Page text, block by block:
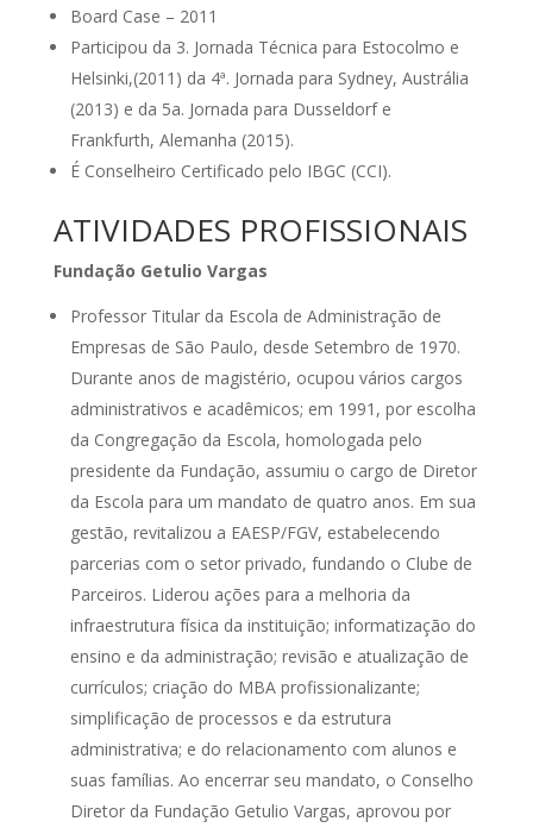
Board Case – 2011
Participou da 3. Jornada Técnica para Estocolmo e
Helsinki,(2011) da 4ª. Jornada para Sydney, Austrália
(2013) e da 5a. Jornada para Dusseldorf e
Frankfurth, Alemanha (2015).
É Conselheiro Certificado pelo IBGC (CCI).
ATIVIDADES PROFISSIONAIS
Fundação Getulio Vargas
Professor Titular da Escola de Administração de
Empresas de São Paulo, desde Setembro de 1970.
Durante anos de magistério, ocupou vários cargos
administrativos e acadêmicos; em 1991, por escolha
da Congregação da Escola, homologada pelo
presidente da Fundação, assumiu o cargo de Diretor
da Escola para um mandato de quatro anos. Em sua
gestão, revitalizou a EAESP/FGV, estabelecendo
parcerias com o setor privado, fundando o Clube de
Parceiros. Liderou ações para a melhoria da
infraestrutura física da instituição; informatização do
ensino e da administração; revisão e atualização de
currículos; criação do MBA profissionalizante;
simplificação de processos e da estrutura
administrativa; e do relacionamento com alunos e
suas famílias. Ao encerrar seu mandato, o Conselho
Diretor da Fundação Getulio Vargas, aprovou por